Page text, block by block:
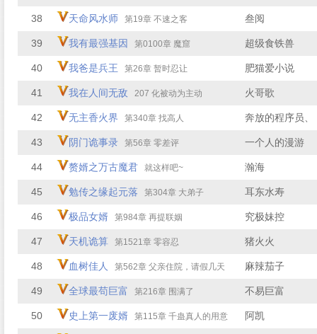
38 天命风水师 第19章 不速之客 叁阅
39 我有最强基因 第0100章 魔窟 超级食铁兽
40 我爸是兵王 第26章 暂时忍让 肥猫爱小说
41 我在人间无敌 207 化被动为主动 火哥歌
42 无主香火界 第340章 找高人 奔放的程序员、
43 阴门诡事录 第56章 零差评 一个人的漫游
44 赘婿之万古魔君 就这样吧~ 瀚海
45 勉传之缘起元落 第304章 大弟子 耳东水寿
46 极品女婿 第984章 再提联姻 究极妹控
47 天机诡算 第1521章 零容忍 猪火火
48 血树佳人 第562章 父亲住院，请假几天 麻辣茄子
49 全球最苟巨富 第216章 围满了 不易巨富
50 史上第一废婿 第115章 千蛊真人的用意 阿凯